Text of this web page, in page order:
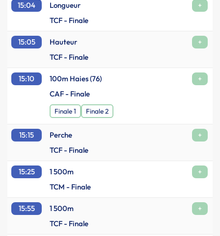
15:04 Longueur
+
TCF - Finale
15:05 Hauteur
+
TCF - Finale
15:10 100m Haies (76)
+
CAF - Finale
Finale 1 Finale 2
15:15 Perche
+
TCF - Finale
15:25 1 500m
+
TCM - Finale
15:55 1 500m
+
TCF - Finale